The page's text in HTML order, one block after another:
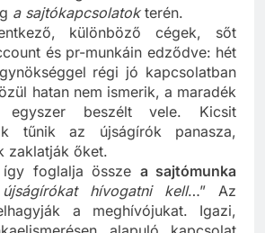
a sajtókapcsolatokterén.
különböző cégek, sőt
és pr-munkáin edződve: hét
régi jó kapcsolatban
hatan nem ismerik, a maradék
beszélt vele. Kicsit
tűnik az újságírók panasza,
zaklatják őket.
foglalja össze a sajtómunka
hívogatni kell…” Az
a meghívójukat. Igazi,